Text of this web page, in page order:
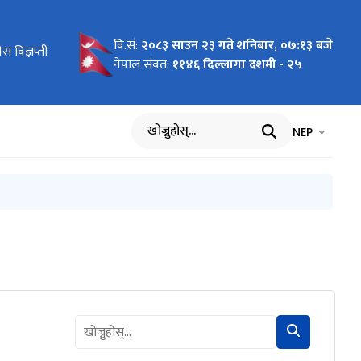
विज्ञप्ती वि.सं: २०८३ साउन २३ गते शनिबार, ०७:१३ बजे
नेपाल संवत: ११४६ दिल्लागा दशमी - २५
खोज्नुहोस् भाषा चयन
NEP